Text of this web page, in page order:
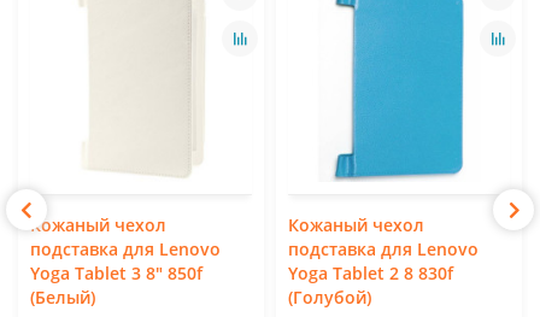
Кожаный чехол
подставка для Lenovo
Yoga Tablet 3 8" 850f
(Белый)
Кожаный чехол
подставка для Lenovo
Yoga Tablet 2 8 830f
(Голубой)